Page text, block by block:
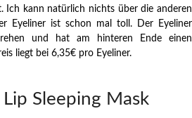
Ich kann natürlich nichts über die anderen
Eyeliner ist schon mal toll. Der Eyeliner
und hat am hinteren Ende einen
liegt bei 6,35€ pro Eyeliner.
Lip Sleeping Mask